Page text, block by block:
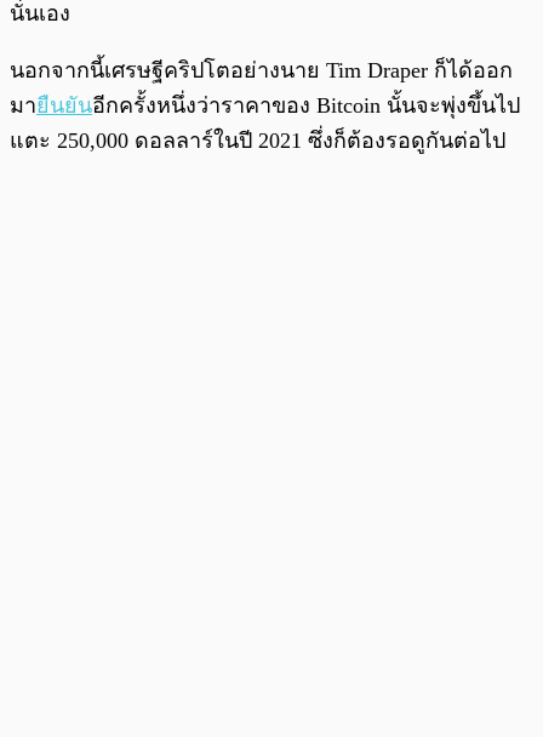
นั่นเอง
นอกจากนี้เศรษฐีคริปโตอย่างนาย Tim Draper ก็ได้ออก
มายืนยันอีกครั้งหนึ่งว่าราคาของ Bitcoin นั้นจะพุ่งขึ้นไป
แตะ 250,000 ดอลลาร์ในปี 2021 ซึ่งก็ต้องรอดูกันต่อไป